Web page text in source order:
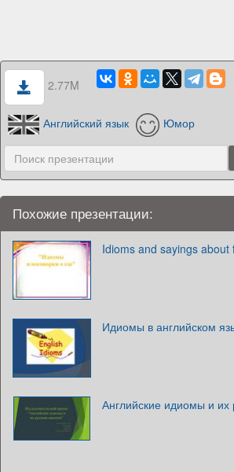
2.77M
Английский язык Юмор
Похожие презентации:
Idioms and sayings about
Идиомы в английском
Английские идиомы и их